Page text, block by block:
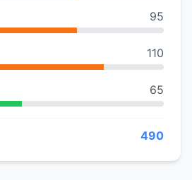
95
110
65
490